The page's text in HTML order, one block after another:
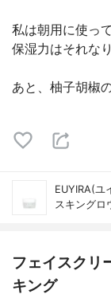
私は朝用に使っ
保湿力はそれな
あと、柚子胡椒
EUYIRA(ユ
スキングロ
フェイスクリ
キング